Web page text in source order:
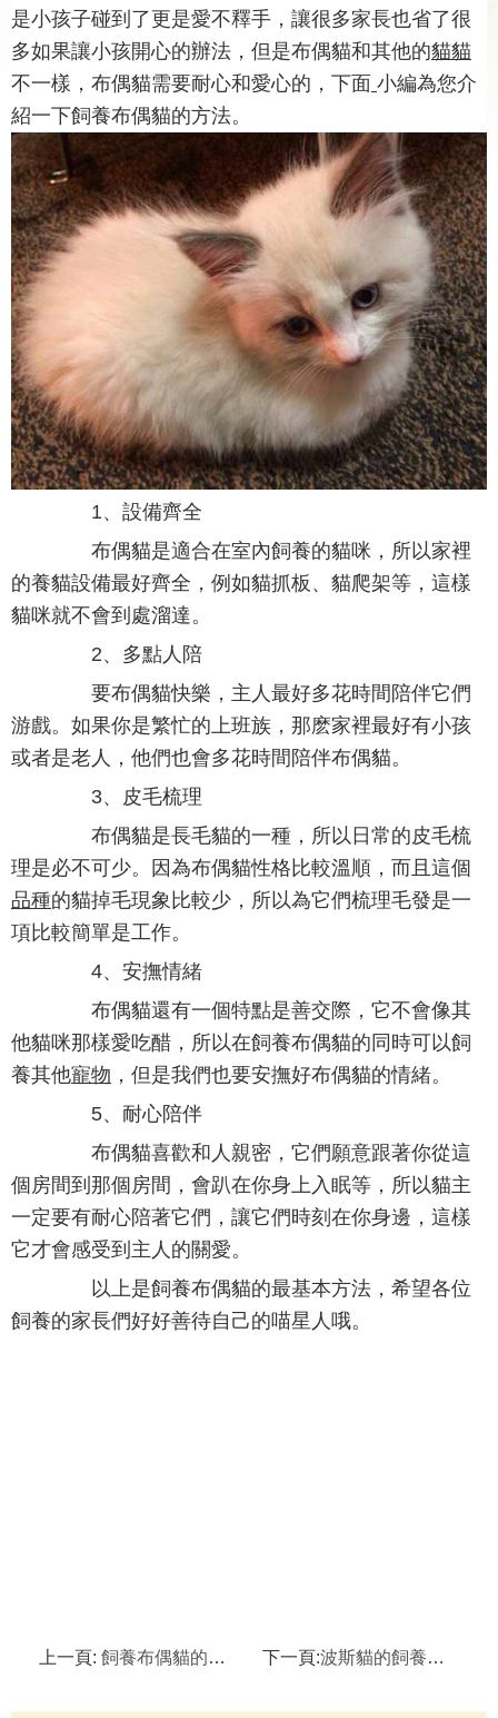
是小孩子碰到了更是愛不釋手，讓很多家長也省了很
多如果讓小孩開心的辦法，但是布偶貓和其他的貓貓
不一樣，布偶貓需要耐心和愛心的，下面 小編為您介
紹一下飼養布偶貓的方法。
1、設備齊全
布偶貓是適合在室內飼養的貓咪，所以家裡
的養貓設備最好齊全，例如貓抓板、貓爬架等，這樣
貓咪就不會到處溜達。
2、多點人陪
要布偶貓快樂，主人最好多花時間陪伴它們
游戲。如果你是繁忙的上班族，那麽家裡最好有小孩
或者是老人，他們也會多花時間陪伴布偶貓。
3、皮毛梳理
布偶貓是長毛貓的一種，所以日常的皮毛梳
理是必不可少。因為布偶貓性格比較溫順，而且這個
品種的貓掉毛現象比較少，所以為它們梳理毛發是一
項比較簡單是工作。
4、安撫情緒
布偶貓還有一個特點是善交際，它不會像其
他貓咪那樣愛吃醋，所以在飼養布偶貓的同時可以飼
養其他寵物 ，但是我們也要安撫好布偶貓的情緒。
5、耐心陪伴
布偶貓喜歡和人親密，它們願意跟著你從這
個房間到那個房間，會趴在你身上入眠等，所以貓主
一定要有耐心陪著它們，讓它們時刻在你身邊，這樣
它才會感受到主人的關愛。
以上是飼養布偶貓的最基本方法，希望各位
飼養的家長們好好善待自己的喵星人哦。
上一頁: 飼養布偶貓的注意事項 下一頁:波斯貓的飼養方法及注意事項